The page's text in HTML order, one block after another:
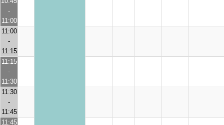
-
11:00
11:00
-
11:15
11:15
-
11:30
11:30
-
11:45
11:45